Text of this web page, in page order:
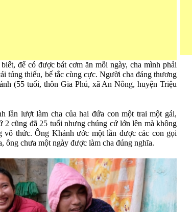
để có được bát cơm ăn mỗi ngày, cha mình phải
túng thiếu, bế tắc cùng cực. Người cha đáng thương
(55 tuổi, thôn Gia Phú, xã An Nông, huyện Triệu
lần lượt làm cha của hai đứa con một trai một gái,
2 cũng đã 25 tuổi nhưng chúng cứ lớn lên mà không
vô thức. Ông Khánh ước một lần được các con gọi
ông chưa một ngày được làm cha đúng nghĩa.